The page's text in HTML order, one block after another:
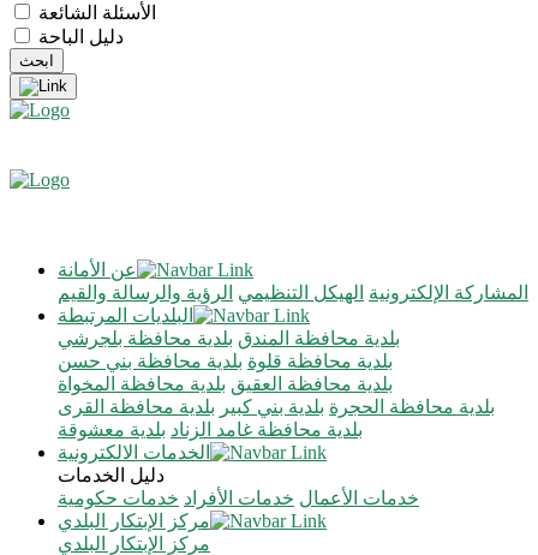
الأسئلة الشائعة
دليل الباحة
عن الأمانة
الرؤية والرسالة والقيم الهيكل التنظيمي المشاركة الإلكترونية
البلديات المرتبطة
بلدية محافظة بلجرشي بلدية محافظة المندق
بلدية محافظة بني حسن بلدية محافظة قلوة
بلدية محافظة المخواة بلدية محافظة العقيق
بلدية محافظة القرى بلدية بني كبير بلدية محافظة الحجرة
بلدية معشوقة بلدية محافظة غامد الزناد
الخدمات الالكترونية
دليل الخدمات
خدمات حكومية خدمات الأفراد خدمات الأعمال
مركز الإبتكار البلدي
مركز الإبتكار البلدي